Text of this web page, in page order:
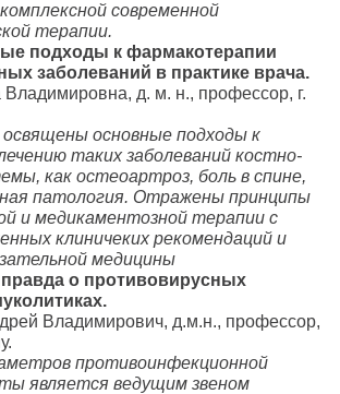
современной
терапии.
подходы к фармакотерапии
заболеваний в практике врача.
Владимировна, д. м. н., профессор, г.
основные подходы к
таких заболеваний костно-
как остеоартроз, боль в спине,
патология. Отражены принципы
и медикаментозной терапии с
клиничеких рекомендаций и
медицины
правда о противовирусных
Владимирович, д.м.н., профессор,
противоинфекционной
является ведущим звеном